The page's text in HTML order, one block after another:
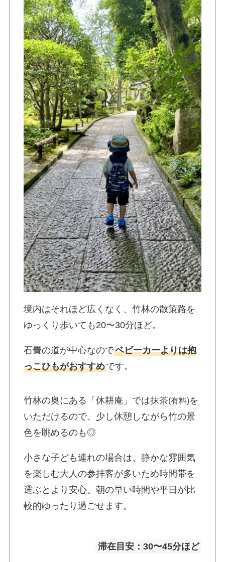
境内はそれほど広くなく、竹林の散策路を
ゆっくり歩いても20〜30分ほど。
石畳の道が中心なのでベビーカーよりは抱
っこひもがおすすめです。
竹林の奥にある「休耕庵」では抹茶(有料)を
いただけるので、少し休憩しながら竹の景
色を眺めるのも◎
小さな子ども連れの場合は、静かな雰囲気
を楽しむ大人の参拝客が多いため時間帯を
選ぶとより安心。朝の早い時間や平日が比
較的ゆったり過ごせます。
滞在目安：30〜45分ほど